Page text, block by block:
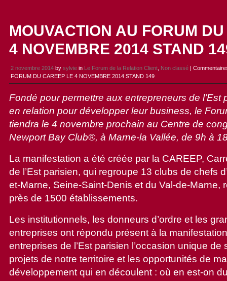
MOUVACTION AU FORUM
4 NOVEMBRE 2014 STAND
2 novembre 2014 by sylvie in Le Forum de la Relation Client Non classé |
FORUM DU CAREEP LE 4 NOVEMBRE 2014 STAND 149
Fondé pour permettre aux entrepreneurs de l’Est
en relation pour développer leur business, le
tiendra le 4 novembre prochain au Centre de
Newport Bay Club®, à Marne-la Vallée, de 9h à
La manifestation a été créée par la CAREEP,
de l’Est parisien, qui regroupe 13 clubs de chefs
et-Marne, Seine-Saint-Denis et du Val-de-Marne,
près de 1500 établissements.
Les institutionnels, les donneurs d’ordre et les
entreprises ont répondu présent à la
entreprises de l’Est parisien l’occasion unique de
projets de notre territoire et les opportunités de
développement qui en découlent : où en est-on